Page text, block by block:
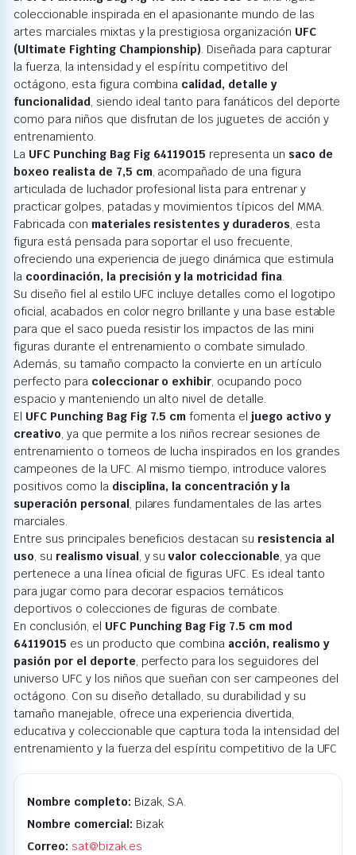
coleccionable inspirada en el apasionante mundo de las
artes marciales mixtas y la prestigiosa organización UFC
(Ultimate Fighting Championship). Diseñada para capturar
la fuerza, la intensidad y el espíritu competitivo del
octágono, esta figura combina calidad, detalle y
funcionalidad, siendo ideal tanto para fanáticos del deporte
como para niños que disfrutan de los juguetes de acción y
entrenamiento.
La UFC Punching Bag Fig 64119015 representa un saco de
boxeo realista de 7,5 cm, acompañado de una figura
articulada de luchador profesional lista para entrenar y
practicar golpes, patadas y movimientos típicos del MMA.
Fabricada con materiales resistentes y duraderos, esta
figura está pensada para soportar el uso frecuente,
ofreciendo una experiencia de juego dinámica que estimula
la coordinación, la precisión y la motricidad fina.
Su diseño fiel al estilo UFC incluye detalles como el logotipo
oficial, acabados en color negro brillante y una base estable
para que el saco pueda resistir los impactos de las mini
figuras durante el entrenamiento o combate simulado.
Además, su tamaño compacto la convierte en un artículo
perfecto para coleccionar o exhibir, ocupando poco
espacio y manteniendo un alto nivel de detalle.
El UFC Punching Bag Fig 7.5 cm fomenta el juego activo y
creativo, ya que permite a los niños recrear sesiones de
entrenamiento o torneos de lucha inspirados en los grandes
campeones de la UFC. Al mismo tiempo, introduce valores
positivos como la disciplina, la concentración y la
superación personal , pilares fundamentales de las artes
marciales.
Entre sus principales beneficios destacan su resistencia al
uso, su realismo visual , y suvalor coleccionable, ya que
pertenece a una línea oficial de figuras UFC. Es ideal tanto
para jugar como para decorar espacios temáticos
deportivos o colecciones de figuras de combate.
En conclusión, el UFC Punching Bag Fig 7.5 cm mod
64119015 es un producto que combina acción, realismo y
pasión por el deporte, perfecto para los seguidores del
universo UFC y los niños que sueñan con ser campeones del
octágono. Con su diseño detallado, su durabilidad y su
tamaño manejable, ofrece una experiencia divertida,
educativa y coleccionable que captura toda la intensidad del
entrenamiento y la fuerza del espíritu competitivo de la UFC
Nombre completo: Bizak, S.A.
Nombre comercial: Bizak
Correo: sat@bizak.es